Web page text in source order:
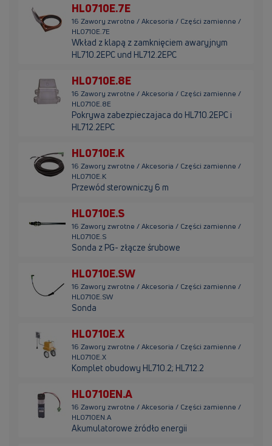
HL0710E.7E
16 Zawory zwrotne / Akcesoria / Części zamienne /
HL0710E.7E
Wkład z klapą z zamknięciem awaryjnym
HL710.2EPC und HL712.2EPC
HL0710E.8E
16 Zawory zwrotne / Akcesoria / Części zamienne /
HL0710E.8E
Pokrywa zabezpieczajaca do HL710.2EPC i
HL712.2EPC
HL0710E.K
16 Zawory zwrotne / Akcesoria / Części zamienne /
HL0710E.K
Przewód sterowniczy 6 m
HL0710E.S
16 Zawory zwrotne / Akcesoria / Części zamienne /
HL0710E.S
Sonda z PG- złącze śrubowe
HL0710E.SW
16 Zawory zwrotne / Akcesoria / Części zamienne /
HL0710E.SW
Sonda
HL0710E.X
16 Zawory zwrotne / Akcesoria / Części zamienne /
HL0710E.X
Komplet obudowy HL710.2; HL712.2
HL0710EN.A
16 Zawory zwrotne / Akcesoria / Części zamienne /
HL0710EN.A
Akumulatorowe żródło energii